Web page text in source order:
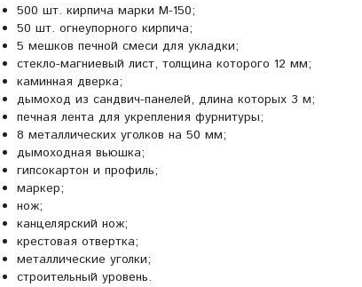
500 шт. кирпича марки М-150;
50 шт. огнеупорного кирпича;
5 мешков печной смеси для укладки;
стекло-магниевый лист, толщина которого 12 мм;
каминная дверка;
дымоход из сандвич-панелей, длина которых 3 м;
печная лента для укрепления фурнитуры;
8 металлических уголков на 50 мм;
дымоходная вьюшка;
гипсокартон и профиль;
маркер;
нож;
канцелярский нож;
крестовая отвертка;
металлические уголки;
строительный уровень.